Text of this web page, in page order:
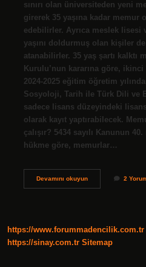
sınırı olan üniversiteden yeni
girerek 35 yaşına kadar memur
edebilirler. Ayrıca meslek
yaşını doldurmuş olan kişiler
atanabilirler. 35 yaş şartı kalktı
Kurulu’nun kararına göre,
2024-2025 eğitim öğretim
Sosyoloji, Tarih ile Türk Dili ve
sadece lisans düzeyindeki
olarak kayıt yaptırabilecek.
çalışır? 5434 sayılı Kanunun
hükme göre, memurlar…
Devamını okuyunMemur
2
https://www.forummadencilik.com.tr
https://sinay.com.tr Sitemap